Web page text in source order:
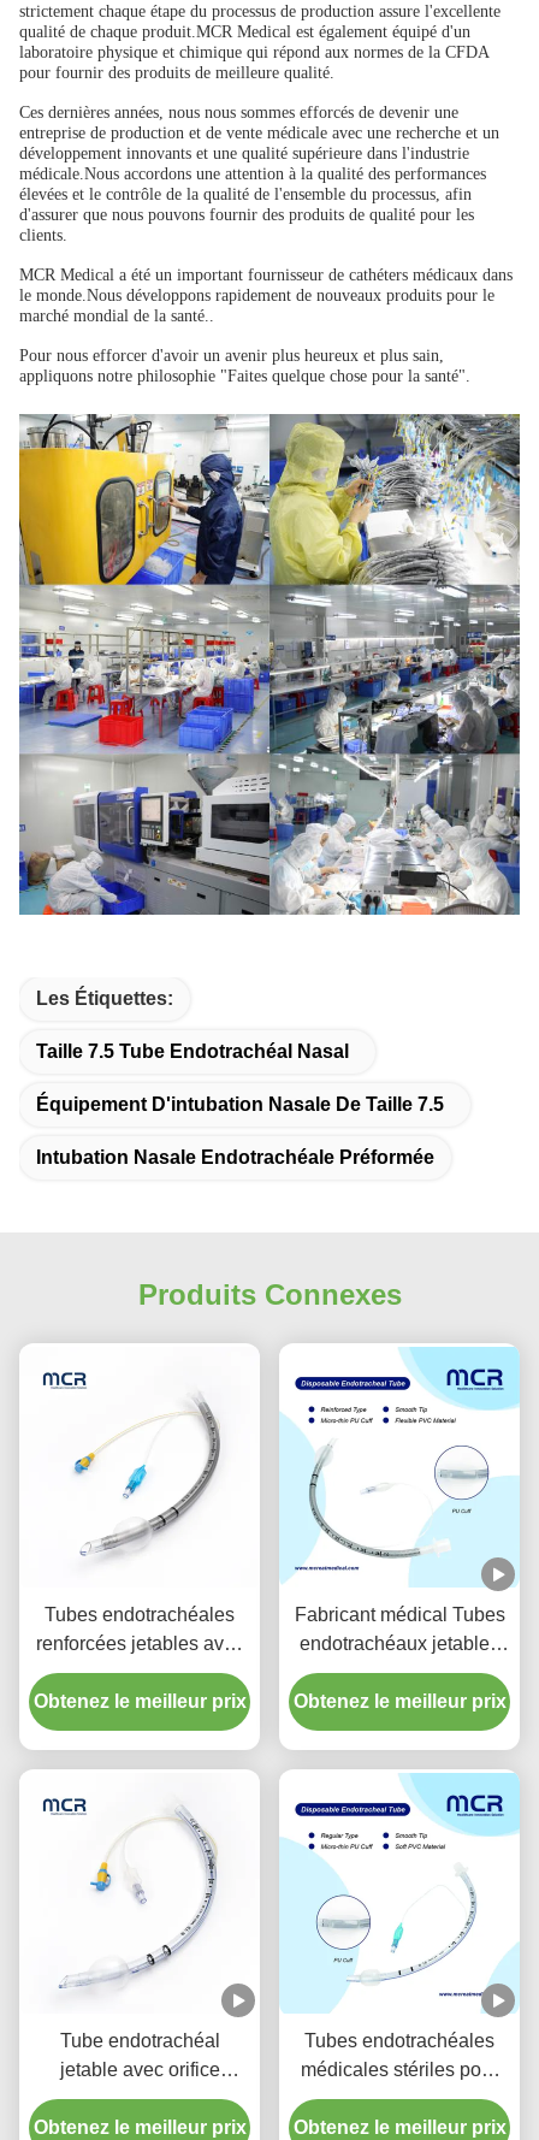
strictement chaque étape du processus de production assure l'excellente
qualité de chaque produit.MCR Medical est également équipé d'un
laboratoire physique et chimique qui répond aux normes de la CFDA
pour fournir des produits de meilleure qualité.
Ces dernières années, nous nous sommes efforcés de devenir une
entreprise de production et de vente médicale avec une recherche et un
développement innovants et une qualité supérieure dans l'industrie
médicale.Nous accordons une attention à la qualité des performances
élevées et le contrôle de la qualité de l'ensemble du processus, afin
d'assurer que nous pouvons fournir des produits de qualité pour les
clients.
MCR Medical a été un important fournisseur de cathéters médicaux dans
le monde.Nous développons rapidement de nouveaux produits pour le
marché mondial de la santé..
Pour nous efforcer d'avoir un avenir plus heureux et plus sain,
appliquons notre philosophie "Faites quelque chose pour la santé".
Les Étiquettes:
Taille 7.5 Tube Endotrachéal Nasal
Équipement D'intubation Nasale De Taille 7.5
Intubation Nasale Endotrachéale Préformée
Produits Connexes
Tubes endotrachéales
renforcées jetables avec
port d'aspiration pour la
prévention de la VAP
Obtenez le meilleur prix
Fabricant médical Tubes
endotrachéaux jetables
renforcés sans DEHP
Obtenez le meilleur prix
Tube endotrachéal
jetable avec orifice
d'aspiration - PVC
transparent sans DEHP
Obtenez le meilleur prix
Tubes endotrachéales
médicales stériles pour
toutes les tailles avec CE
ISO
Obtenez le meilleur prix